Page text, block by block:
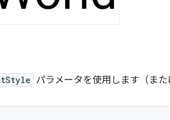
パラメータを使用します（また